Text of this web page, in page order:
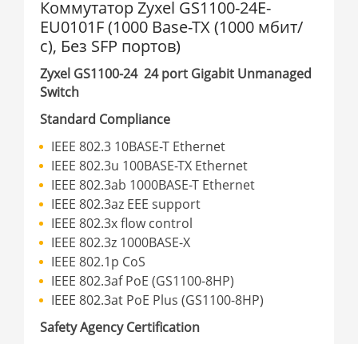
Коммутатор Zyxel GS1100-24E-
EU0101F (1000 Base-TX (1000 мбит/
с), Без SFP портов)
Zyxel GS1100-24 24 port Gigabit Unmanaged
Switch
Standard Compliance
IEEE 802.3 10BASE-T Ethernet
IEEE 802.3u 100BASE-TX Ethernet
IEEE 802.3ab 1000BASE-T Ethernet
IEEE 802.3az EEE support
IEEE 802.3x flow control
IEEE 802.3z 1000BASE-X
IEEE 802.1p CoS
IEEE 802.3af PoE (GS1100-8HP)
IEEE 802.3at PoE Plus (GS1100-8HP)
Safety Agency Certification